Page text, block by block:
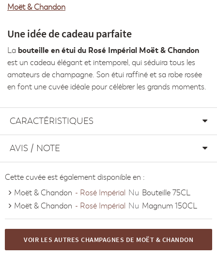
Moët & Chandon
Une idée de cadeau parfaite
La bouteille en étui du Rosé Impérial Moët & Chandon
est un cadeau élégant et intemporel, qui séduira tous les
amateurs de champagne. Son étui raffiné et sa robe rosée
en font une cuvée idéale pour célébrer les grands moments.
CARACTÉRISTIQUES
AVIS / NOTE
Cette cuvée est également disponible en :
Moët & Chandon - Rosé Impérial Nu Bouteille 75CL
Moët & Chandon - Rosé Impérial Nu Magnum 150CL
VOIR LES AUTRES CHAMPAGNES DE MOËT & CHANDON